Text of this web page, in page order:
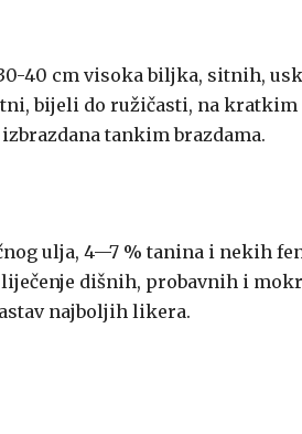
40 cm visoka biljka, sitnih,
bijeli do ružičasti, na kratkim
tankim brazdama.
ulja, 4—7 % tanina i nekih
dišnih, probavnih i
najboljih likera.